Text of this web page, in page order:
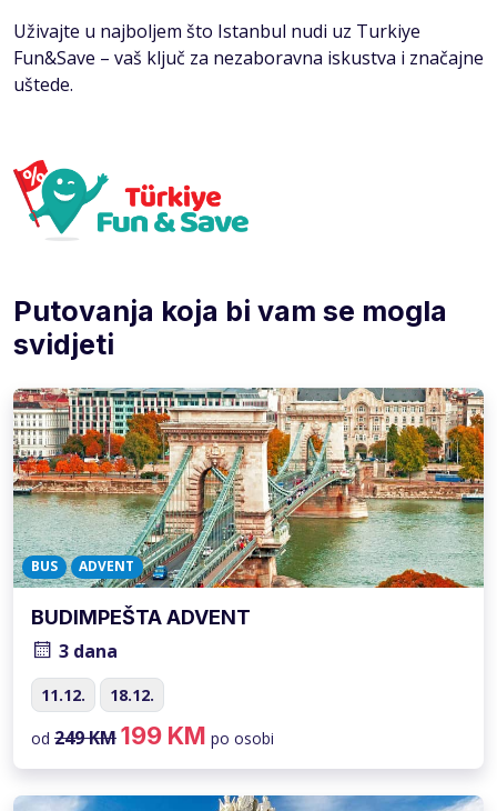
Uživajte u najboljem što Istanbul nudi uz Turkiye
Fun&Save – vaš ključ za nezaboravna iskustva i značajne
uštede.
Putovanja koja bi vam se mogla
svidjeti
BUS ADVENT
BUDIMPEŠTA ADVENT
3 dana
11.12. 18.12.
od 249 KM199 KM po osobi